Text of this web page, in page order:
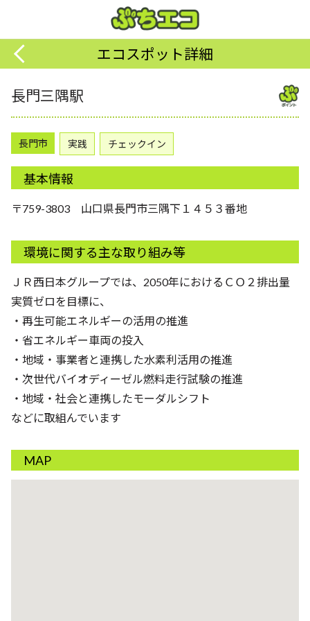
エコスポット詳細
長門三隅駅
長門市 実践 チェックイン
基本情報
〒759-3803 山口県長門市三隅下１４５３番地
環境に関する主な取り組み等
ＪＲ西日本グループでは、2050年におけるＣＯ２排出量
実質ゼロを目標に、
・再生可能エネルギーの活用の推進
・省エネルギー車両の投入
・地域・事業者と連携した水素利活用の推進
・次世代バイオディーゼル燃料走行試験の推進
・地域・社会と連携したモーダルシフト
などに取組んでいます
MAP